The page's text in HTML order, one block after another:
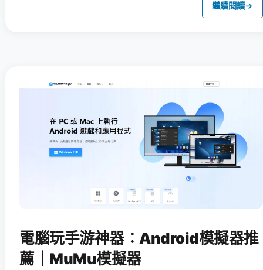
繼續閱讀→
電腦玩手游神器：Android模擬器推
薦｜MuMu模擬器